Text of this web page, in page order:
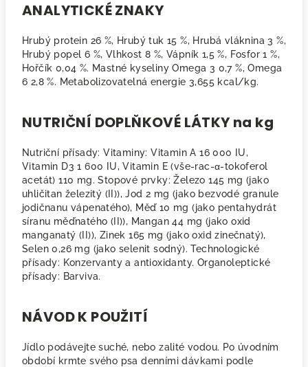
ANALYTICKÉ ZNAKY
Hrubý protein 26 %, Hrubý tuk 15 %, Hrubá vláknina 3 %,
Hrubý popel 6 %, Vlhkost 8 %, Vápník 1,5 %, Fosfor 1 %,
Hořčík 0,04 %. Mastné kyseliny Omega 3 0,7 %, Omega
6 2,8 %. Metabolizovatelná energie 3,655 kcal/kg.
NUTRIČNÍ DOPLŇKOVÉ LÁTKY na kg
Nutriční přísady: Vitaminy: Vitamin A 16 000 IU,
Vitamin D3 1 600 IU, Vitamin E (vše-rac-α-tokoferol
acetát) 110 mg. Stopové prvky: Železo 145 mg (jako
uhličitan železitý (II)), Jod 2 mg (jako bezvodé granule
jodičnanu vápenatého), Měď 10 mg (jako pentahydrát
síranu měďnatého (II)), Mangan 44 mg (jako oxid
manganatý (II)), Zinek 165 mg (jako oxid zinečnatý),
Selen 0,26 mg (jako selenit sodný). Technologické
přísady: Konzervanty a antioxidanty. Organoleptické
přísady: Barviva.
NÁVOD K POUŽITÍ
Jídlo podávejte suché, nebo zalité vodou. Po úvodním
období krmte svého psa denními dávkami podle